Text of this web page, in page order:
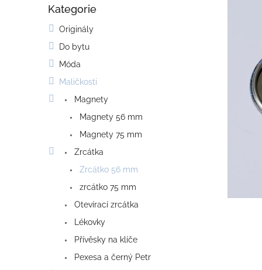
Přeskočit
Kategorie
Originály
Do bytu
Móda
Maličkosti
Magnety
Magnety 56 mm
Magnety 75 mm
Zrcátka
Zrcátko 56 mm
zrcátko 75 mm
Otevírací zrcátka
Lékovky
Přívěsky na klíče
Pexesa a černý Petr